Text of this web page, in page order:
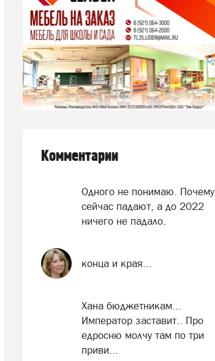
Комментарии
Одного не понимаю. Почему
сейчас падают, а до 2022
ничего не падало.
конца и края...
Хана бюджетникам...
Император заставит.. Про
едросню молчу там по три
приви...